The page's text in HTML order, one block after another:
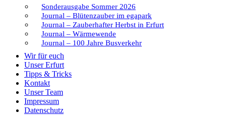
Sonderausgabe Sommer 2026
Journal – Blütenzauber im egapark
Journal – Zauberhafter Herbst in Erfurt
Journal – Wärmewende
Journal – 100 Jahre Busverkehr
Wir für euch
Unser Erfurt
Tipps & Tricks
Kontakt
Unser Team
Impressum
Datenschutz